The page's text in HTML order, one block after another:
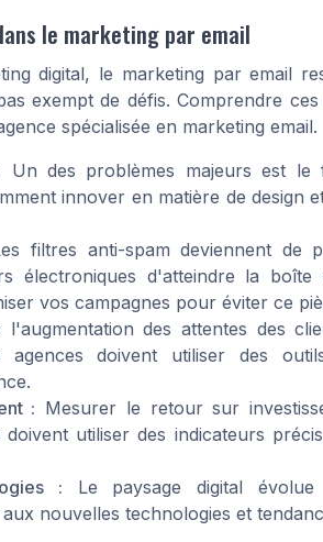
le marketing par email
digital, le marketing par email
exempt de défis. Comprendre
spécialisée en marketing email.
Un des problèmes majeurs est le
innover en matière de design
filtres anti-spam deviennent de
électroniques d'atteindre la
vos campagnes pour éviter ce
l'augmentation des attentes des
agences doivent utiliser des
: Mesurer le retour sur
doivent utiliser des indicateurs
: Le paysage digital
nouvelles technologies et